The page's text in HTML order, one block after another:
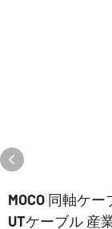
MOCO 同軸ケ
UTケーブル 産